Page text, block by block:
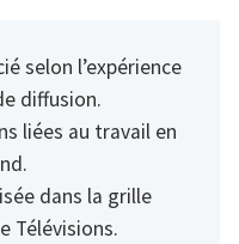
selon l’expérience
diffusion.
liées au travail en
dans la grille
Télévisions.